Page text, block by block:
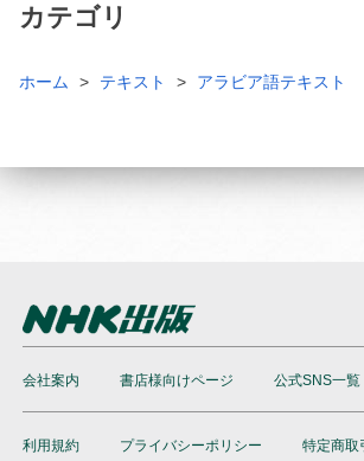
カテゴリ
ホーム テキスト アラビア語テキスト
会社案内 書店様向けページ 公式SNS一覧
利用規約 プライバシーポリシー 特定商取